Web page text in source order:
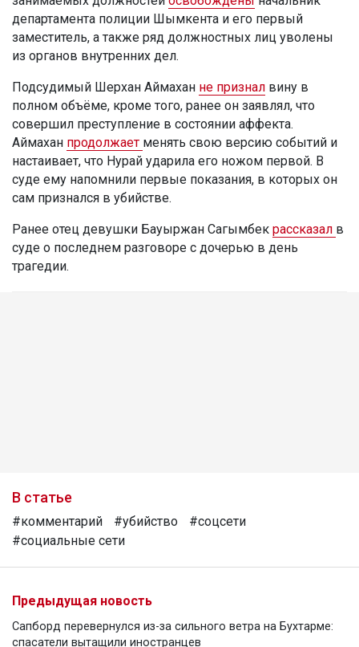
департамента полиции Шымкента и его первый
заместитель, а также ряд должностных лиц уволены
из органов внутренних дел.
Подсудимый Шерхан Аймахан не признал вину в
полном объёме, кроме того, ранее он заявлял, что
совершил преступление в состоянии аффекта.
Аймахан продолжает менять свою версию событий и
настаивает, что Нурай ударила его ножом первой. В
суде ему напомнили первые показания, в которых он
сам признался в убийстве.
Ранее отец девушки Бауыржан Сагымбек рассказал в
суде о последнем разговоре с дочерью в день
трагедии.
В статье
#комментарий #убийство
#соцсети
#социальные сети
Предыдущая новость
Сапборд перевернулся из-за сильного ветра на Бухтарме:
спасатели вытащили иностранцев